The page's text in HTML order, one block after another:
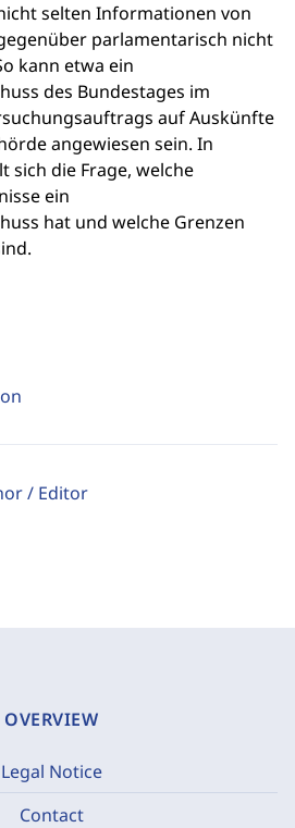
/ Editor
selten Informationen von
parlamentarisch nicht
kann etwa ein
des Bundestages im
auf Auskünfte
angewiesen sein. In
sich die Frage, welche
ein
hat und welche Grenzen
OVERVIEW
Legal Notice
Contact